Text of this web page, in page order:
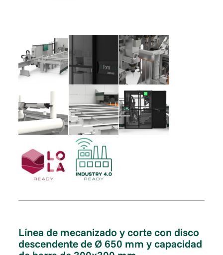
Línea de mecanizado y corte con disco
descendente de Ø 650 mm y capacidad